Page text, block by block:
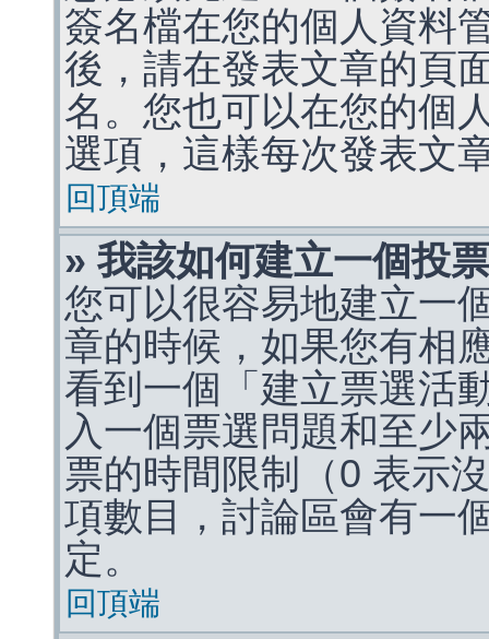
簽名檔在您的個人資料
後，請在發表文章的頁
名。您也可以在您的個
選項，這樣每次發表文
回頂端
» 我該如何建立一個投
您可以很容易地建立一
章的時候，如果您有相
看到一個「建立票選活
入一個票選問題和至少
票的時間限制（0 表示
項數目，討論區會有一
定。
回頂端